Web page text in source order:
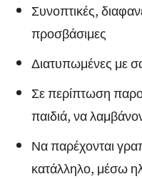
Συνοπτικές,
προσβάσιμες
Διατυπωμένες με
Σε περίπτωση
παιδιά, να
Να παρέχονται
κατάλληλο, μέσω